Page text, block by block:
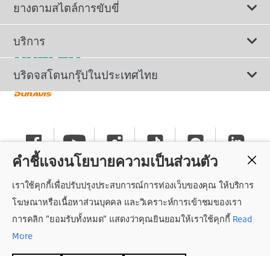
คำชี้แจงนโยบายความเป็นส่วนตัว
เราใช้คุกกี้เพื่อปรับปรุงประสบการณ์การท่องเว็บของคุณ ให้บริการ
โฆษณาหรือเนื้อหาส่วนบุคคล และวิเคราะห์การเข้าชมของเรา
การคลิก "ยอมรับทั้งหมด" แสดงว่าคุณยินยอมให้เราใช้คุกกี้ Read
More
ดูยางทั้งหมด
ยางรถยนต์นั่ง
ยางรถ SUV/CUV/4x4
ยางรถบรรทุกและรถโดยสาร
แค็ตตาล็อกยางรถยนต์
ยางตามสไตล์การขับขี่
ยางรถยนต์นุ่มเงียบ
ยางสปอร์ตสมรรถนะสูง
ยางรถยนต์ประหยัดน้ำมัน
ยางรถออฟโรด
ยางรันแฟลต
บริการ
ติดต่อเรา
คำแนะนำทั่วไปเกี่ยวกับการใช้ยาง
นโยบายความเป็นส่วนตัว
ถอนความยินยอม
สิทธิ์การเข้าถึงข้อมูลส่วนบุคคล
บริดจสโตนกรุ๊ปในประเทศไทย
ข่าวประชาสัมพันธ์
ร่วมงานกับบริดจสโตน
ศูนย์บริการค็อกพิท